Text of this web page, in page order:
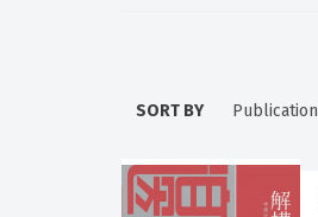
SORT BY